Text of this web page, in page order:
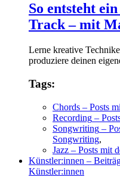
So entsteht
Track – mit
Lerne kreative
produziere deinen
Tags:
Chords – Posts
Recording –
Songwriting –
Songwriting,
Jazz – Posts mit
Künstler:innen –
Künstler:innen